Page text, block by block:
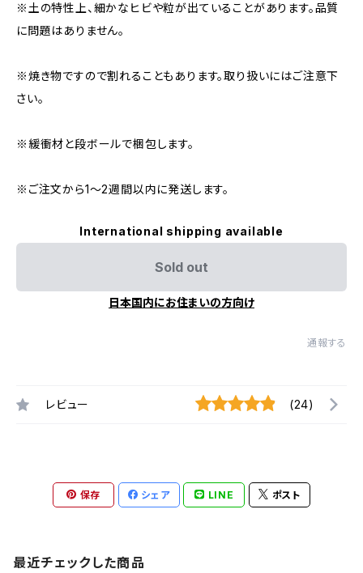
※土の特性上、細かなヒビや粒が出ていることがあります。品質
に問題はありません。
※焼き物ですので割れることもあります。取り扱いにはご注意下
さい。
※緩衝材と段ボールで梱包します。
※ご注文から1～2週間以内に発送します。
International shipping available
Sold out
日本国内にお住まいの方向け
通報する
レビュー (24)
保存 シェア LINE ポスト
最近チェックした商品